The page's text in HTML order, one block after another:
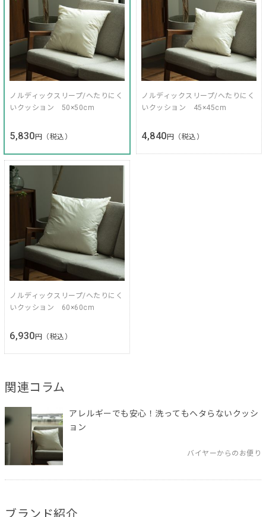
ノルディックスリープ/へたりにく
いクッション 50×50cm
5,830 円（税込）
ノルディックスリープ/へたりにく
いクッション 45×45cm
4,840 円（税込）
ノルディックスリープ/へたりにく
いクッション 60×60cm
6,930 円（税込）
関連コラム
アレルギーでも安心！洗ってもヘタらないクッシ
ョン
バイヤーからのお便り